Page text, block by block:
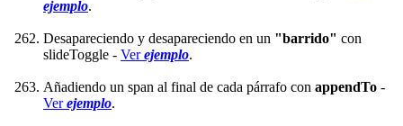
ejemplo.
Desapareciendo y desapareciendo en un "barrido" con
slideToggle - Verejemplo.
Añadiendo un span al final de cada párrafo con appendTo -
Verejemplo.